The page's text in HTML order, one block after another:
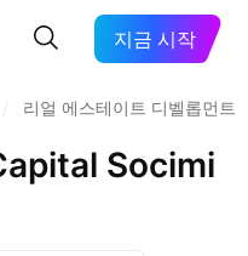
지금 시작
리얼 에스테이트 디벨롭먼트
Socimi